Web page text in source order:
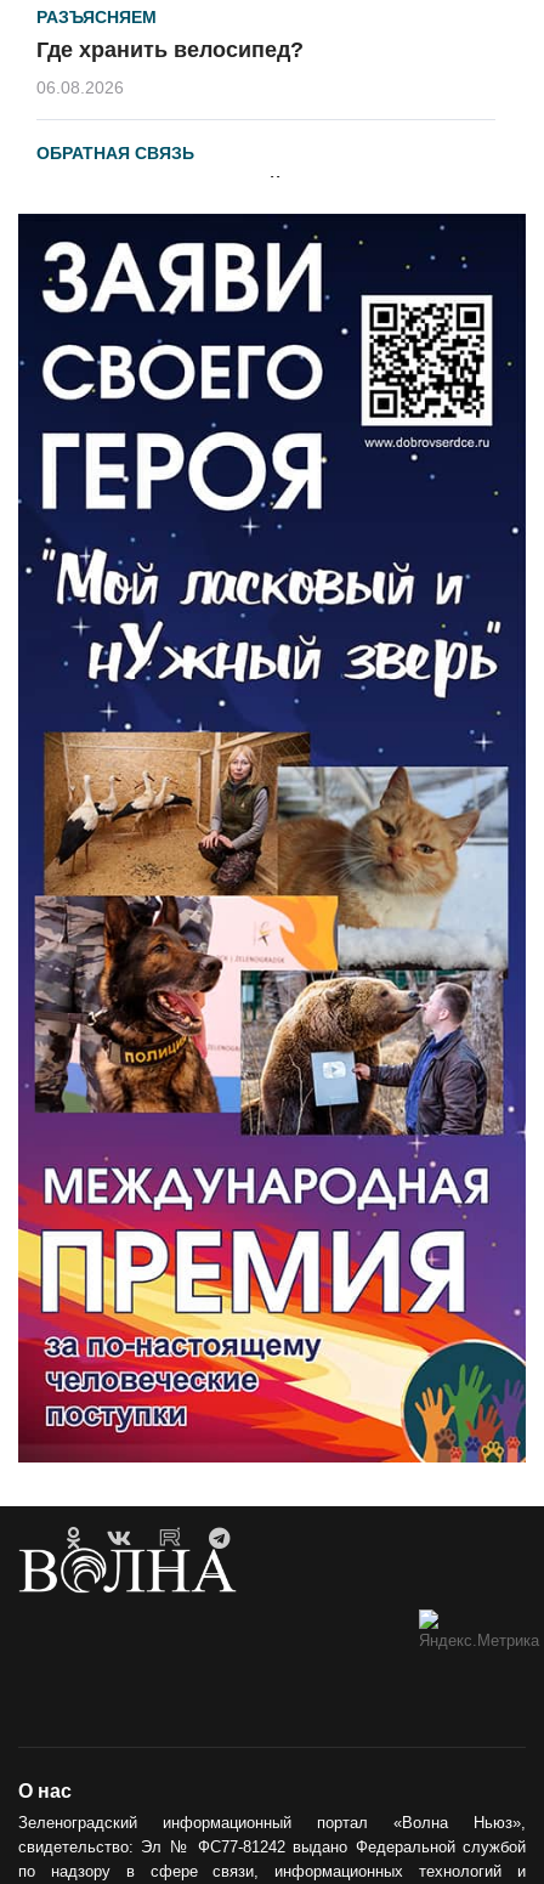
РАЗЪЯСНЯЕМ
Где хранить велосипед?
06.08.2026
ОБРАТНАЯ СВЯЗЬ
Администрация онлайн
ВЛАСТЬ
День памяти и «Симфония народов»
06.08.2026
Новый настил на экотропе
05.08.2026
О нас
Зеленоградский информационный портал «Волна Ньюз»,
свидетельство: Эл № ФС77-81242 выдано Федеральной службой
по надзору в сфере связи, информационных технологий и